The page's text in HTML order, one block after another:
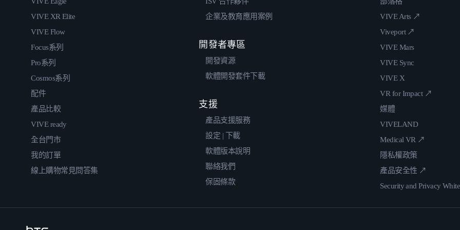
VIVE XR Elite
VIVE Flow
Focus系列
Pro系列
Cosmos系列
配件
產品比較
VIVE ready
全台門市
我的訂單
線上購物常見問答集
企業及教育應用案例
開發者專區
開發資源
軟體開發套件下載
支援
產品支援服務
設定 | 下載
軟體版本說明
聯絡我們
保固條款
VIVE Arts ↗
Viveport ↗
VIVE Mars
VIVE Sync
VIVE X
VR for Impact ↗
媒體
VIVELAND
Medical VR ↗
隱私權政策
產品安全性 ↗
Security and Privacy